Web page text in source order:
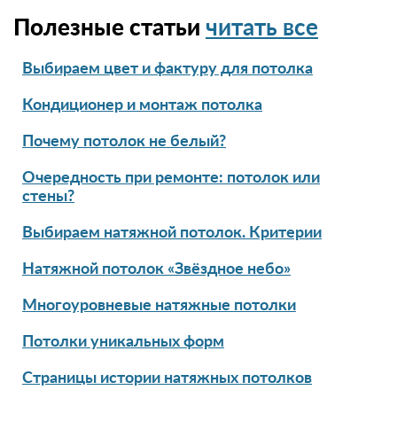
Полезные статьи читать все
Выбираем цвет и фактуру для потолка
Кондиционер и монтаж потолка
Почему потолок не белый?
Очередность при ремонте: потолок или
стены?
Выбираем натяжной потолок. Критерии
Натяжной потолок «Звёздное небо»
Многоуровневые натяжные потолки
Потолки уникальных форм
Страницы истории натяжных потолков